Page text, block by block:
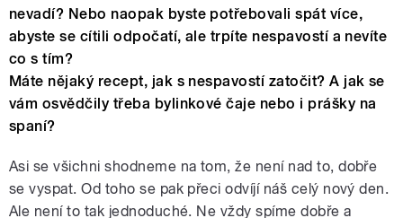
nevadí? Nebo naopak byste potřebovali spát více,
abyste se cítili odpočatí, ale trpíte nespavostí a nevíte
co s tím?
Máte nějaký recept, jak s nespavostí zatočit? A jak se
vám osvědčily třeba bylinkové čaje nebo i prášky na
spaní?
Asi se všichni shodneme na tom, že není nad to, dobře
se vyspat. Od toho se pak přeci odvíjí náš celý nový den.
Ale není to tak jednoduché. Ne vždy spíme dobře a